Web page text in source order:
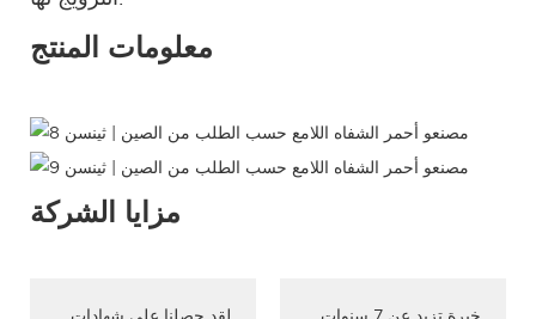
معلومات المنتج
مزايا الشركة